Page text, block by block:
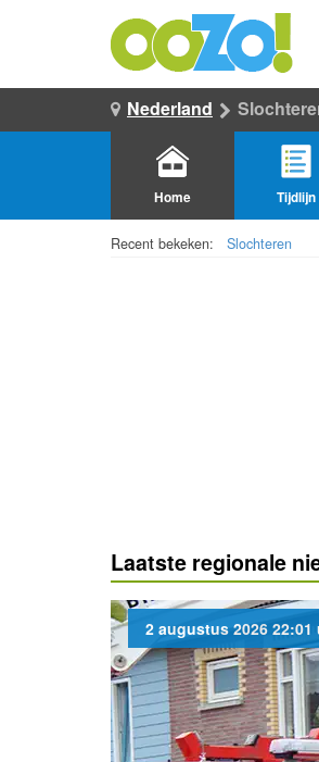
Nederland
Home Tijdlijn
Recent bekeken: Slochteren
Laatste regionale
2 augustus 2026 22:01